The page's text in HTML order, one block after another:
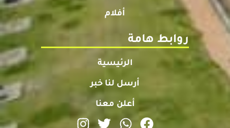
أفلام
روابط هامة
الرئيسية
أرسل لنا خبر
أعلن معنا